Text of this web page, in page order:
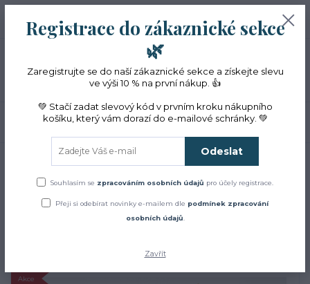
Menu
CZK
Hledat
(Po-Pá, 10-16 hod.)
0ks
0 Kč
Dárková balení Relaxační sety
Levandulový balíček do sauny s
Levandulový balíček do
sauny s žínkou
Akce
Registrace do zákaznické sekce
🌿
Zaregistrujte se do naší zákaznické sekce a získejte slevu
ve výši 10 % na první nákup. 👍
💚 Stačí zadat slevový kód v prvním kroku nákupního
košíku, který vám dorazí do e-mailové schránky. 💚
Odeslat
Souhlasím se zpracováním osobních údajů pro účely registrace.
Přeji si odebírat novinky e-mailem dle podmínek zpracování
osobních údajů
Zavřít